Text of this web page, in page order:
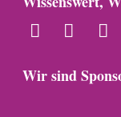
Wir sind